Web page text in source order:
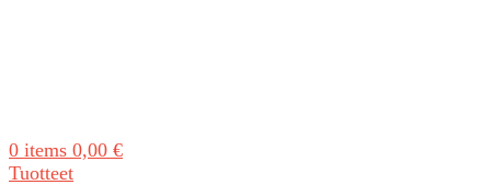
0 items 0,00 €
Tuotteet